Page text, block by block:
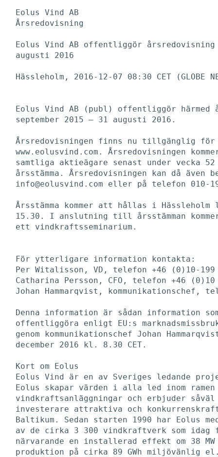
Eolus Vind AB
Årsredovisning
Eolus Vind AB offentliggör årsredovisning
augusti 2016
Hässleholm, 2016-12-07 08:30 CET (GLOBE
Eolus Vind AB (publ) offentliggör härmed
september 2015 – 31 augusti 2016.
Årsredovisningen finns nu tillgänglig för
www.eolusvind.com. Årsredovisningen
samtliga aktieägare senast under vecka
årsstämma. Årsredovisningen kan då
info@eolusvind.com eller på telefon 010-
Årsstämma kommer att hållas i
15.30. I anslutning till årsstämman
ett vindkraftsseminarium.
För ytterligare information kontakta:
Per Witalisson, VD, telefon +46 (0)10-199
Catharina Persson, CFO, telefon +46 (0)10
Johan Hammarqvist, kommunikationschef,
Denna information är sådan information
offentliggöra enligt EU:s
genom kommunikationschef Johan
december 2016 kl. 8.30 CET.
Kort om Eolus
Eolus Vind är en av Sveriges ledande
Eolus skapar värden i alla led inom
vindkraftsanläggningar och erbjuder
investerare attraktiva och
Baltikum. Sedan starten 1990 har Eolus
av de cirka 3 300 vindkraftverk som
närvarande en installerad effekt om 38
produktion på cirka 89 GWh miljövänlig